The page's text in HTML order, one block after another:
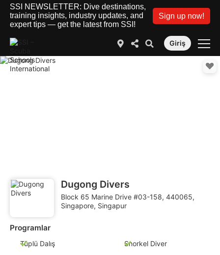
SSI NEWSLETTER: Dive destinations,
training insights, industry updates, and
expert tips — get the latest from SSI!
Sign up now!
Giriş
Dugong Divers
Block 65 Marine Drive #03-158, 440065,
Singapore, Singapur
Programlar
Tüplü Dalış Snorkel Diver